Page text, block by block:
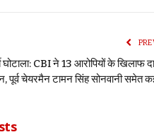
घोटाला: CBI ने 13 आरोपियों के खिलाफ
पूर्व चेयरमैन टामन सिंह सोनवानी समेत